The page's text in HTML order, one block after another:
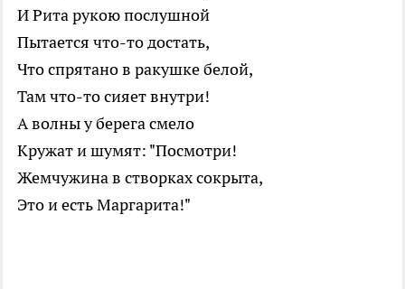
И Рита рукою послушной
Пытается что-то достать,
Что спрятано в ракушке белой,
Там что-то сияет внутри!
А волны у берега смело
Кружат и шумят: "Посмотри!
Жемчужина в створках сокрыта,
Это и есть Маргарита!"